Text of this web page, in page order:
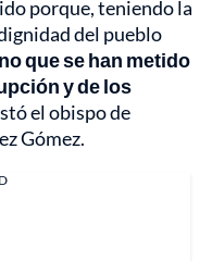
porque, teniendo la
del pueblo
que se han metido
y de los
el obispo de
Gómez.